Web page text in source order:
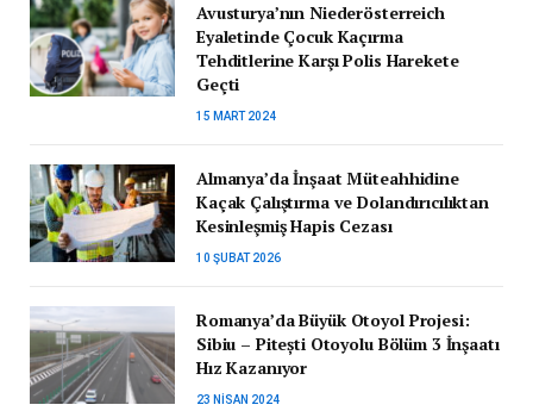
Avusturya’nın Niederösterreich
Eyaletinde Çocuk Kaçırma
Tehditlerine Karşı Polis Harekete
Geçti
15 MART 2024
Almanya’da İnşaat Müteahhidine
Kaçak Çalıştırma ve Dolandırıcılıktan
Kesinleşmiş Hapis Cezası
10 ŞUBAT 2026
Romanya’da Büyük Otoyol Projesi:
Sibiu – Pitești Otoyolu Bölüm 3 İnşaatı
Hız Kazanıyor
23 NISAN 2024